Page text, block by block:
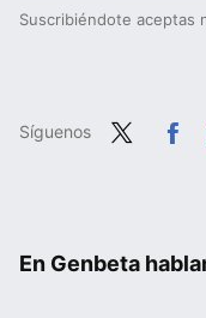
Suscribiéndote aceptas
Síguenos
En Genbeta